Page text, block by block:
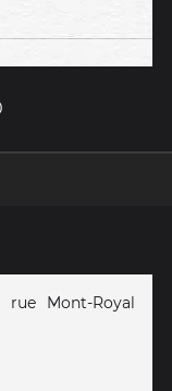
rue Mont-Royal